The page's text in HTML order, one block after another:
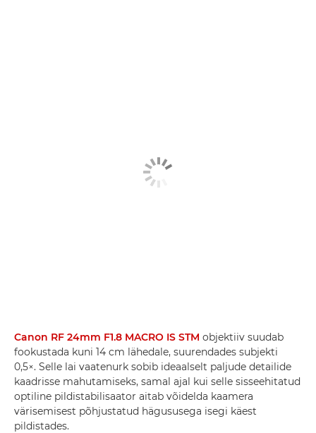
Canon RF 24mm F1.8 MACRO IS STM objektiiv suudab
fookustada kuni 14 cm lähedale, suurendades subjekti
0,5×. Selle lai vaatenurk sobib ideaalselt paljude detailide
kaadrisse mahutamiseks, samal ajal kui selle sisseehitatud
optiline pildistabilisaator aitab võidelda kaamera
värisemisest põhjustatud hägususega isegi käest
pildistades.